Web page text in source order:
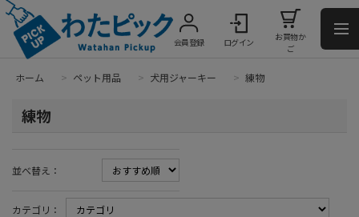
会員登録 ログイン
お買物か
ご
ホーム > ペット用品 > 犬用ジャーキー > 練物
練物
並べ替え：
カテゴリ：